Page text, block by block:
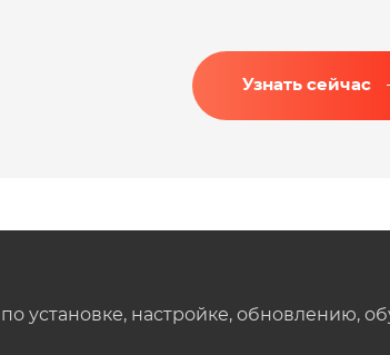
Узнать сейчас
установке, настройке, обновлению,